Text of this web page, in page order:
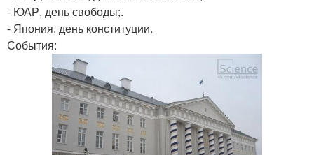
- ЮАР, день свободы;.
- Япония, день конституции.
События: